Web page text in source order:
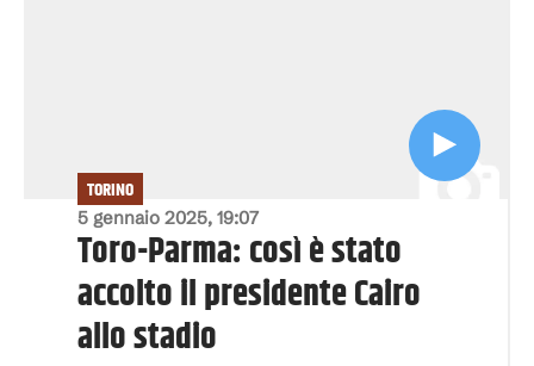
5 gennaio 2025, 19:07
TORINO
Toro-Parma: così è stato
accolto il presidente Cairo
allo stadio